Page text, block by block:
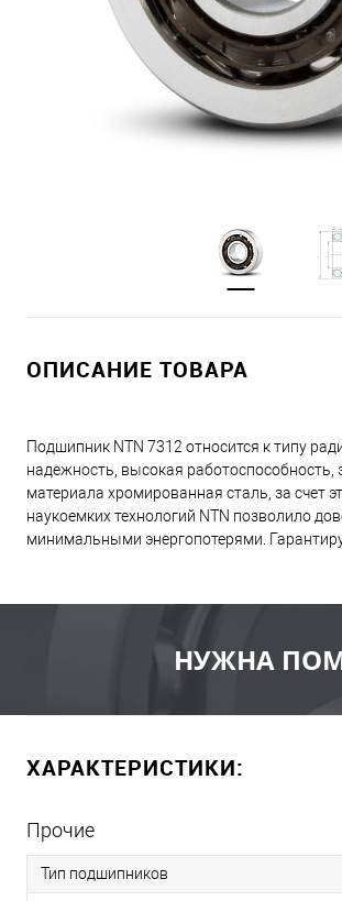
ОПИСАНИЕ ТОВАРА
Подшипник NTN 7312 относится к типу
надежность, высокая
материала хромированная сталь, за счет
наукоемких технологий NTN позволило
минимальными энергопотерями.
НУЖНА
ХАРАКТЕРИСТИКИ:
Прочие
Тип подшипников